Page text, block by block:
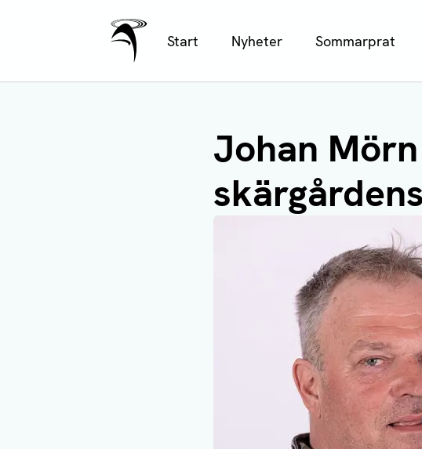
Ålands Radio & TV
Start Nyheter Sommarprat
Johan